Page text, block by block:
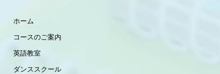
人情報の一部を外部の委託先へ提供する場合があります。その場
（個人情報の管理）
ホーム
コースのご案内
英語教室
ダンススクール